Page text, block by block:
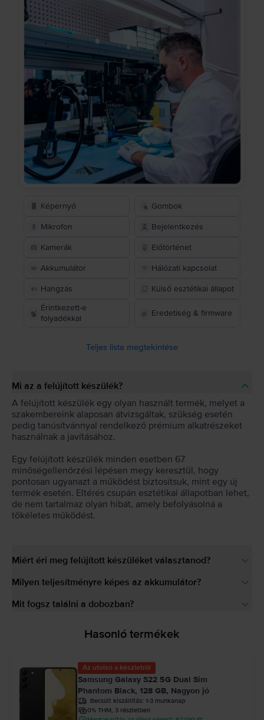
Képernyő Gombok
Mikrofon Bejelentkezés
Kamerák Előtörténet
Akkumulátor Hálózati kapcsolat
Hangzás
Külső esztétikai állapot
Érintkezett-e
folyadékkal
Eredetiség & firmware
Teljes lista megtekintése
Mi az a felújított készülék?
A felújított készülék egy olyan használt termék, melyet a
szakembereink alaposan átvizsgáltak, szükség esetén
pedig tanúsítvánnyal rendelkező prémium alkatrészeket
használnak a javításához.
Egy felújított készülék minden esetben 67
minőségellenőrzési lépésen megy keresztül, hogy
pontosan ugyanazt a működést biztosítsuk, mint egy új
termék esetén. Eltérés csupán esztétikai állapotban lehet,
de nem tartalmaz olyan hibát, amely befolyásolná a
tökéletes működést.
Miért éri meg felújított készüléket választanod?
Milyen teljesítményre képes az akkumulátor?
Mit fogsz találni a dobozban?
Hasonló termékek
Az utolsó a készletről
Samsung Galaxy S22 5G Dual Sim
Phantom Black, 128 GB, Nagyon jó
Becsült kiszállítás: 1-3 munkanap
0% THM, 3 részletben